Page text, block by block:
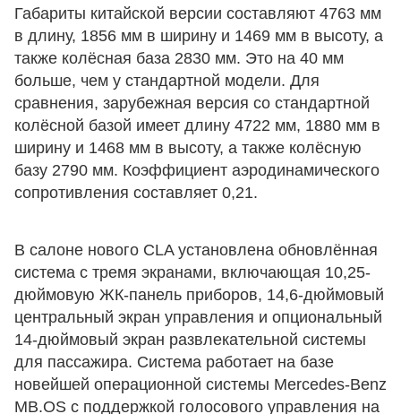
Габариты китайской версии составляют 4763 мм
в длину, 1856 мм в ширину и 1469 мм в высоту, а
также колёсная база 2830 мм. Это на 40 мм
больше, чем у стандартной модели. Для
сравнения, зарубежная версия со стандартной
колёсной базой имеет длину 4722 мм, 1880 мм в
ширину и 1468 мм в высоту, а также колёсную
базу 2790 мм. Коэффициент аэродинамического
сопротивления составляет 0,21.
В салоне нового CLA установлена ​​обновлённая
система с тремя экранами, включающая 10,25-
дюймовую ЖК-панель приборов, 14,6-дюймовый
центральный экран управления и опциональный
14-дюймовый экран развлекательной системы
для пассажира. Система работает на базе
новейшей операционной системы Mercedes-Benz
MB.OS с поддержкой голосового управления на